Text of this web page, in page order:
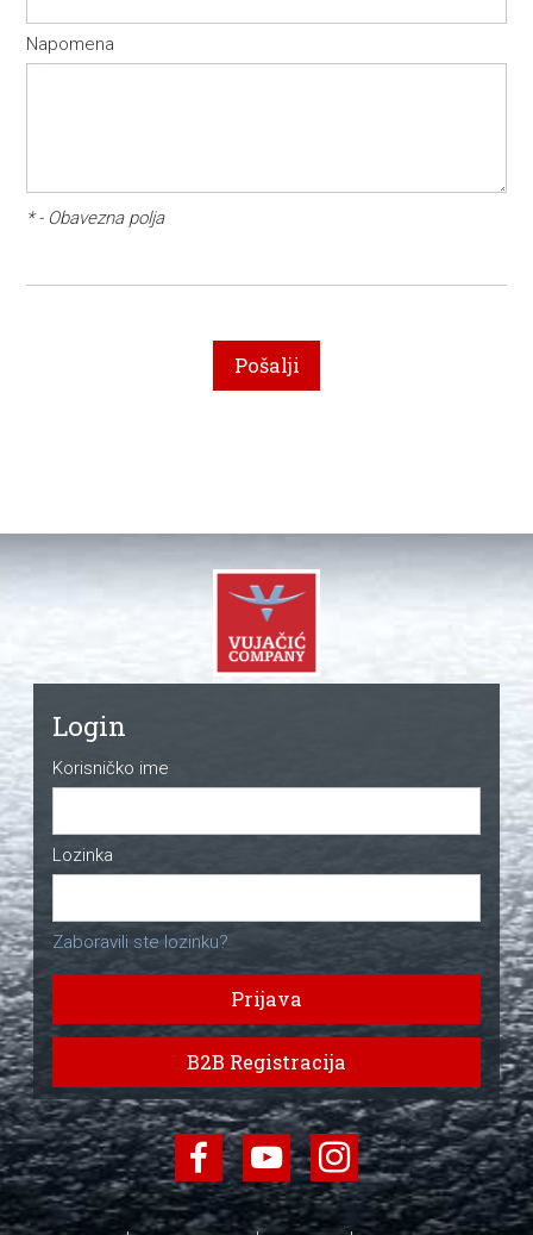
Napomena
* - Obavezna polja
Pošalji
Login
Korisničko ime
Lozinka
Zaboravili ste lozinku?
Prijava
B2B Registracija